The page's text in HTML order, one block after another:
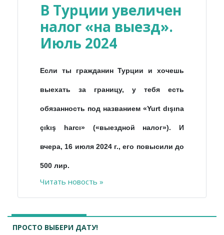
В Турции увеличен
налог «на выезд».
Июль 2024
Если ты гражданин Турции и хочешь
выехать за границу, у тебя есть
обязанность под названием «Yurt dışına
çıkış harcı» («выездной налог»). И
вчера, 16 июля 2024 г., его повысили до
500 лир.
Читать новость »
ПРОСТО ВЫБЕРИ ДАТУ!